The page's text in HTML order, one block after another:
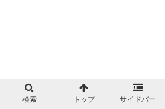
検索 トップ サイドバー